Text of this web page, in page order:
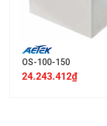
OS-100-150
24.243.412₫